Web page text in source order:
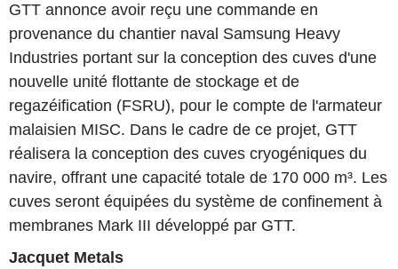
GTT annonce avoir reçu une commande en
provenance du chantier naval Samsung Heavy
Industries portant sur la conception des cuves d'une
nouvelle unité flottante de stockage et de
regazéification (FSRU), pour le compte de l'armateur
malaisien MISC. Dans le cadre de ce projet, GTT
réalisera la conception des cuves cryogéniques du
navire, offrant une capacité totale de 170 000 m³. Les
cuves seront équipées du système de confinement à
membranes Mark III développé par GTT.
Jacquet Metals